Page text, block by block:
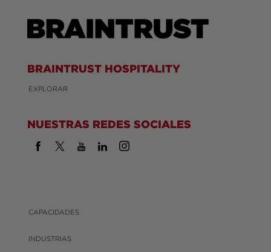
BRAINTRUST HOSPITALITY
EXPLORAR
NUESTRAS REDES SOCIALES
CAPACIDADES
INDUSTRIAS